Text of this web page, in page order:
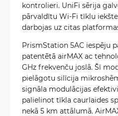
kontrolieri. UniFi sērija
pārvaldītu Wi-Fi tīklu
darbojas uz citas
PrismStation 5AC iespēju
patentētā airMAX ac
GHz frekvenču joslā. Šī
pielāgotu silīcija
signāla modulācijas
palielinot tīkla caurlaides
nekā 5 km attālumā.